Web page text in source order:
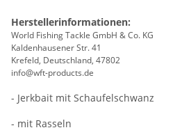
Herstellerinformationen:
World Fishing Tackle GmbH & Co. KG
Kaldenhausener Str. 41
Krefeld, Deutschland, 47802
info@wft-products.de
- Jerkbait mit Schaufelschwanz
- mit Rasseln